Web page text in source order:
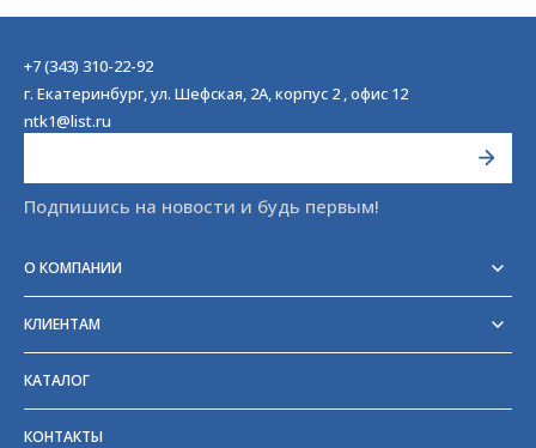
+7 (343) 310-22-92
г. Екатеринбург, ул. Шефская, 2А, корпус 2 , офис 12
ntk1@list.ru
Подпишись на новости и будь первым!
О КОМПАНИИ
Отзывы
Блог
Партнёры и поставщики
КЛИЕНТАМ
Возврат
Частые вопросы
Прайс-лист
КАТАЛОГ
КОНТАКТЫ